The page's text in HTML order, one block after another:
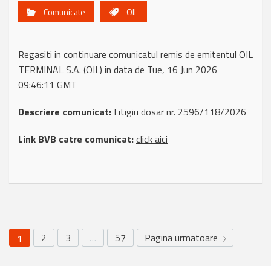
Comunicate OIL
Regasiti in continuare comunicatul remis de emitentul OIL
TERMINAL S.A. (OIL) in data de Tue, 16 Jun 2026
09:46:11 GMT
Descriere comunicat: Litigiu dosar nr. 2596/118/2026
Link BVB catre comunicat:click aici
1 2 3 … 57 Pagina urmatoare